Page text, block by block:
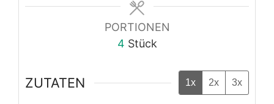
PORTIONEN
4 Stück
ZUTATEN 1x 2x 3x